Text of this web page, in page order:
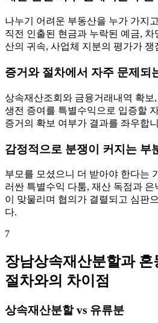
나누기 어려운 부동산을 누가 가지
직전 인출된 현금과 누락된 예금,
산의 귀속, 사업체 지분의 평가가 쟁
증거와 절차에서 자주 문제되
상속재산조회와 금융거래내역 확보
생전 증여를 특별수익으로 입증할
증거의 확보 여부가 결과를 좌우합
감정적으로 분쟁이 커지는 부
부모를 모셨으니 더 받아야 한다는
러싼 특별수익 다툼, 재산 독점과 은
이 맞물리며 협의가 결렬되고 심판
다.
7
장남상속재산분할과
절차와의 차이점
상속재산분할 vs 유류분